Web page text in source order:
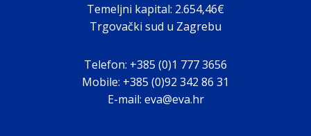
Temeljni kapital: 2.654,46€
Trgovački sud u Zagrebu
Telefon: +385 (0)1 777 3656
Mobile: +385 (0)92 342 86 31
E-mail: eva@eva.hr